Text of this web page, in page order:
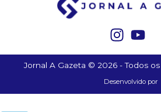
Jornal A Gazeta © 2026 - Todos
Desenvolvido por